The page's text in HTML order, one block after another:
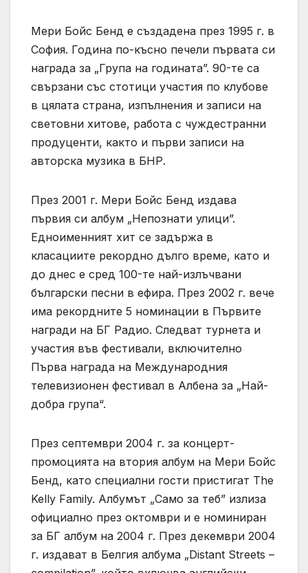
Мери Бойс Бенд е създадена през 1995 г. в
София. Година по-късно печели първата си
награда за „Група на годината”. 90-те са
свързани със стотици участия по клубове
в цялата страна, изпълнения и записи на
световни хитове, работа с чуждестранни
продуценти, както и първи записи на
авторска музика в БНР.
През 2001 г. Мери Бойс Бенд издава
първия си албум „Непознати улици”.
Едноименният хит се задържа в
класациите рекордно дълго време, като и
до днес е сред 100-те най-излъчвани
български песни в ефира. През 2002 г. вече
има рекордните 5 номинации в Първите
награди на БГ Радио. Следват турнета и
участия във фестивали, включително
Първа награда на Международния
телевизионен фестивал в Албена за „Най-
добра група“.
През септември 2004 г. за концерт-
промоцията на втория албум на Мери Бойс
Бенд, като специални гости пристигат The
Kelly Family. Албумът „Само за теб” излиза
официално през октомври и е номиниран
за БГ албум на 2004 г. През декември 2004
г. издават в Белгия албума „Distant Streets –